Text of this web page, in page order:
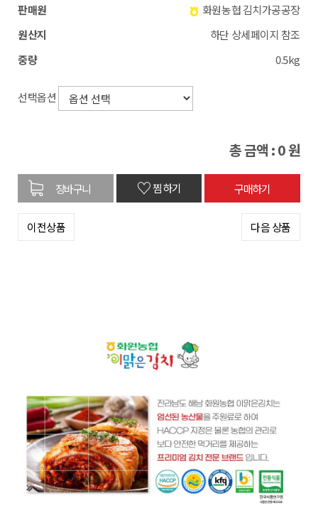
판매원
화원농협 김치가공공장
원산지
하단 상세페이지 참조
중량
0.5kg
선택옵션
총 금액 :0원
♡찜하기
이전상품 다음 상품